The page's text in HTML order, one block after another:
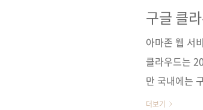
트럭처, 스토
구매 사이트
구글 클
아마존 웹 서
클라우드는
만 국내에는
서 구글 클라
더보기